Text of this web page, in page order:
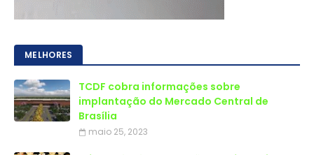
MELHORES
TCDF cobra informações sobre
implantação do Mercado Central de
Brasília
maio 25, 2023